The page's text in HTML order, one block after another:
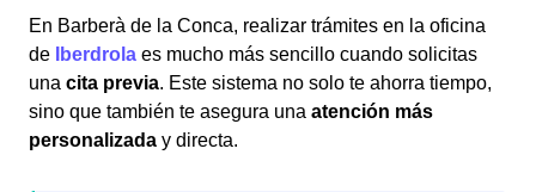
En Barberà de la Conca, realizar trámites en la oficina
de
Iberdrola es mucho más sencillo cuando solicitas
una cita previa. Este sistema no solo te ahorra tiempo,
sino que también te asegura una atención más
personalizada y directa.